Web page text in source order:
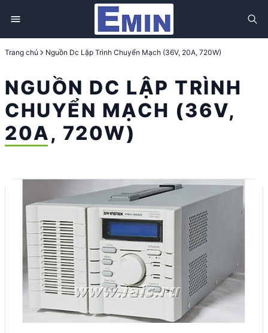
Trang chủ Nguồn Dc Lập Trình Chuyển Mạch (36V, 20A, 720W)
NGUỒN DC LẬP TRÌNH
CHUYỂN MẠCH (36V,
20A, 720W)